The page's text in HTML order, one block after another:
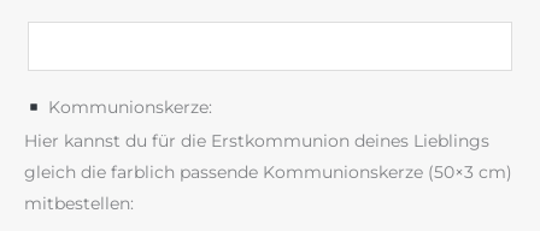
Kommunionskerze:
Hier kannst du für die Erstkommunion deines Lieblings
gleich die farblich passende Kommunionskerze (50×3 cm)
mitbestellen: